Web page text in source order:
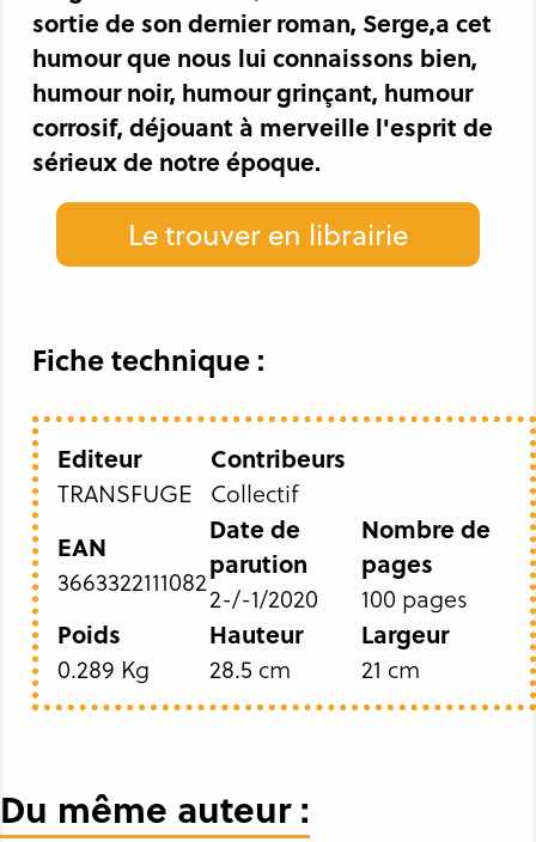
sortie de son dernier roman, Serge,a cet
humour que nous lui connaissons bien,
humour noir, humour grinçant, humour
corrosif, déjouant à merveille l'esprit de
sérieux de notre époque.
Le trouver en librairie
Fiche technique :
Editeur
TRANSFUGE
Contribeurs
Collectif
EAN
3663322111082
Date de
parution
2-/-1/2020
Nombre de
pages
100 pages
Poids
0.289 Kg
Hauteur
28.5 cm
Largeur
21 cm
Du même auteur :